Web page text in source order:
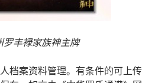
罗丰禄家族神主牌
档案资料管理。有条件的可上传